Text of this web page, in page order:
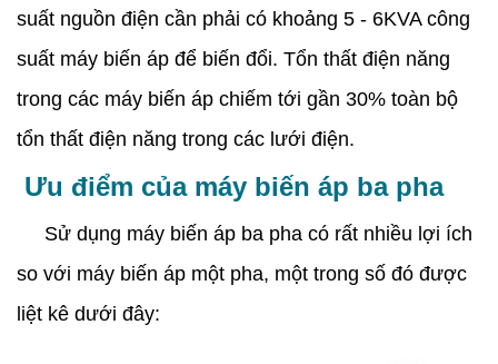
suất nguồn điện cần phải có khoảng 5 - 6KVA công
suất máy biến áp để biến đổi. Tổn thất điện năng
trong các máy biến áp chiếm tới gần 30% toàn bộ
tổn thất điện năng trong các lưới điện.
Ưu điểm của máy biến áp ba pha
Sử dụng máy biến áp ba pha có rất nhiều lợi ích
so với máy biến áp một pha, một trong số đó được
liệt kê dưới đây: